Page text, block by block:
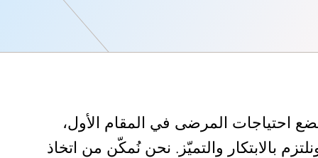
احتياجات المرضى في المقام الأول،
بالابتكار والتميّز. نحن نُمكّن من اتخاذ